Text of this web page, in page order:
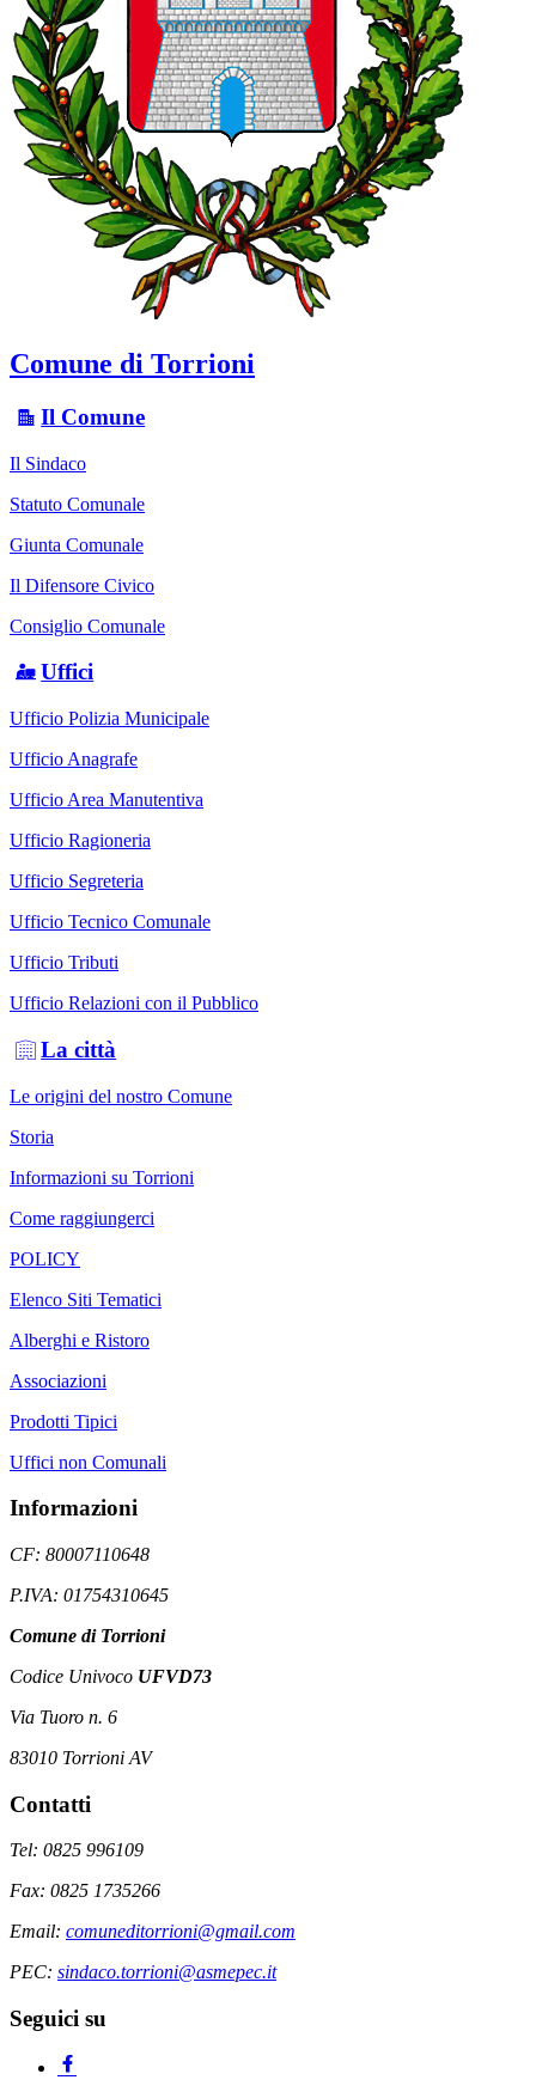
Comune di Torrioni
Il Comune
Il Sindaco
Statuto Comunale
Giunta Comunale
Il Difensore Civico
Consiglio Comunale
Uffici
Ufficio Polizia Municipale
Ufficio Anagrafe
Ufficio Area Manutentiva
Ufficio Ragioneria
Ufficio Segreteria
Ufficio Tecnico Comunale
Ufficio Tributi
Ufficio Relazioni con il Pubblico
La città
Le origini del nostro Comune
Storia
Informazioni su Torrioni
Come raggiungerci
POLICY
Elenco Siti Tematici
Alberghi e Ristoro
Associazioni
Prodotti Tipici
Uffici non Comunali
Informazioni
CF: 80007110648
P.IVA: 01754310645
Comune di Torrioni
Codice Univoco UFVD73
Via Tuoro n. 6
83010 Torrioni AV
Contatti
Tel: 0825 996109
Fax: 0825 1735266
Email: comuneditorrioni@gmail.com
PEC: sindaco.torrioni@asmepec.it
Seguici su